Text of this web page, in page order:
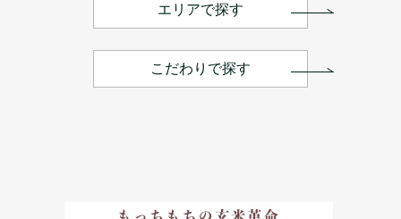
エリアで探す
こだわりで探す